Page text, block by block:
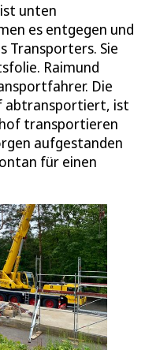
unten
es entgegen und
Transporters. Sie
Raimund
Die
abtransportiert, ist
transportieren
aufgestanden
für einen